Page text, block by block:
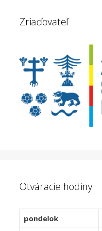
Zriaďovateľ
Otváracie hodiny
pondelok